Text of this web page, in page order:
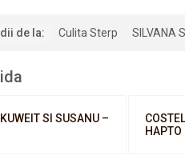
de la: Culita Sterp SILVANA
SI SUSANU –
HAPTO